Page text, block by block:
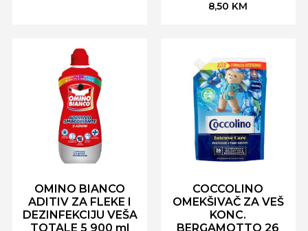
8,50 KM
OMINO BIANCO
ADITIV ZA FLEKE I
DEZINFEKCIJU VEŠA
TOTALE 5 900 ml
COCCOLINO
OMEKŠIVAČ ZA VEŠ
KONC.
BERGAMOTTO 26